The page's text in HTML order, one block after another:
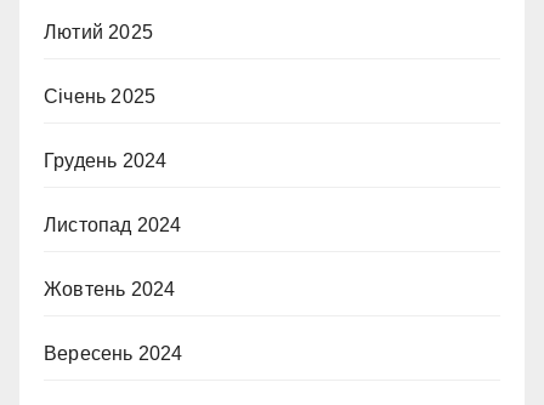
Лютий 2025
Січень 2025
Грудень 2024
Листопад 2024
Жовтень 2024
Вересень 2024